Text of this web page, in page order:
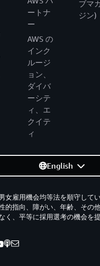
ートナ
ー
AWS の
インク
ルージ
ョン、
ダイバ
ーシテ
ィ、エ
クイテ
ィ
ブマ
ジン)
English
女雇用機会均等法を順守して
的指向、障がい、年齢、その
く、平等に採用選考の機会を